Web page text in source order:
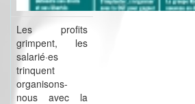
Les profits
grimpent, les
salarié·es
trinquent
organisons-
nous avec la